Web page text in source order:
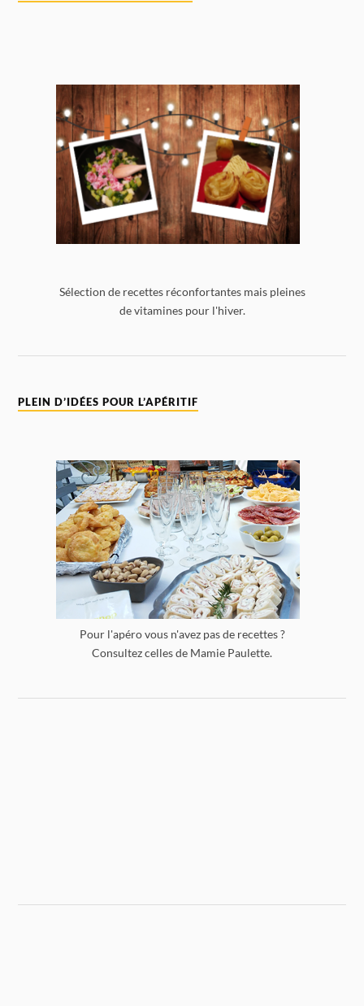
Sélection de recettes réconfortantes mais pleines
de vitamines pour l'hiver.
PLEIN D’IDÉES POUR L’APÉRITIF
Pour l'apéro vous n'avez pas de recettes ?
Consultez celles de Mamie Paulette.